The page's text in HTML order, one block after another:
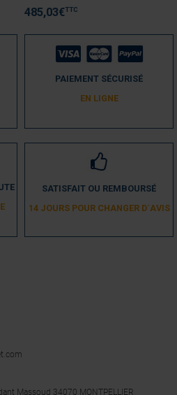
485,03€TTC
PAIEMENT SÉCURISÉ
EN LIGNE
SATISFAIT OU REMBOURSÉ
14 JOURS POUR CHANGER D´AVIS
Massoud 34070 MONTPELLIER